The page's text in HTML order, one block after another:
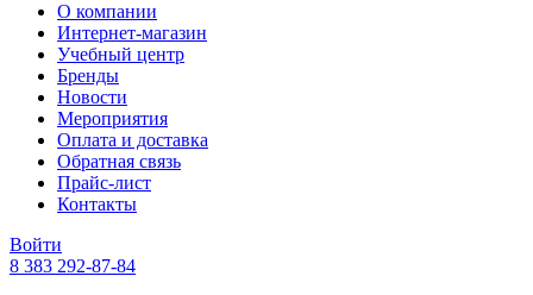
О компании
Интернет-магазин
Учебный центр
Бренды
Новости
Мероприятия
Оплата и доставка
Обратная связь
Прайс-лист
Контакты
Войти
8 383 292-87-84